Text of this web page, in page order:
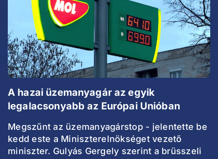
A hazai üzemanyagár az egyik
legalacsonyabb az Európai Unióban
Megszűnt az üzemanyagárstop - jelentette be
kedd este a Miniszterelnökséget vezető
miniszter. Gulyás Gergely szerint a brüsszeli